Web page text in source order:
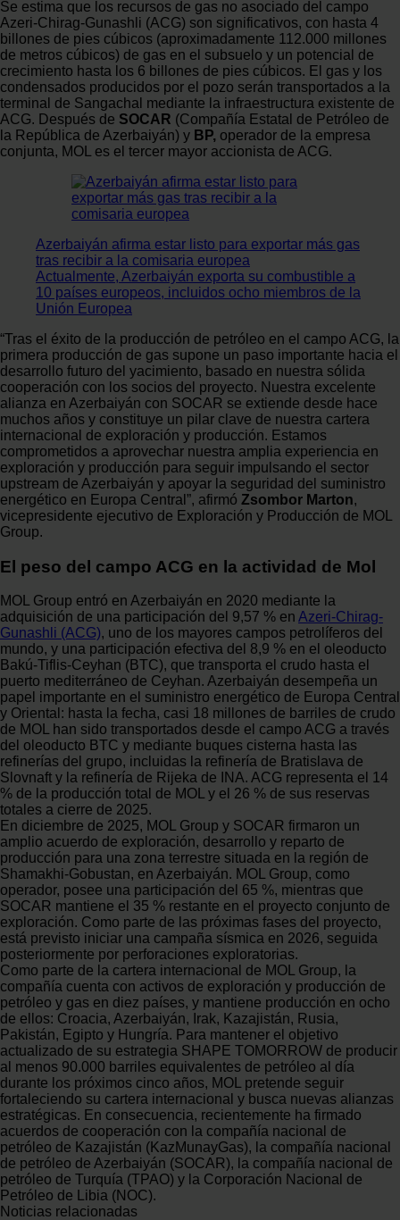
Se estima que los recursos de gas no asociado del campo
Azeri-Chirag-Gunashli (ACG) son significativos, con hasta 4
billones de pies cúbicos (aproximadamente 112.000 millones
de metros cúbicos) de gas en el subsuelo y un potencial de
crecimiento hasta los 6 billones de pies cúbicos. El gas y los
condensados producidos por el pozo serán transportados a la
terminal de Sangachal mediante la infraestructura existente de
ACG. Después de SOCAR (Compañía Estatal de Petróleo de
la República de Azerbaiyán) y BP, operador de la empresa
conjunta, MOL es el tercer mayor accionista de ACG.
Azerbaiyán afirma estar listo para exportar más gas
tras recibir a la comisaria europea
Actualmente, Azerbaiyán exporta su combustible a
10 países europeos, incluidos ocho miembros de la
Unión Europea
“Tras el éxito de la producción de petróleo en el campo ACG, la
primera producción de gas supone un paso importante hacia el
desarrollo futuro del yacimiento, basado en nuestra sólida
cooperación con los socios del proyecto. Nuestra excelente
alianza en Azerbaiyán con SOCAR se extiende desde hace
muchos años y constituye un pilar clave de nuestra cartera
internacional de exploración y producción. Estamos
comprometidos a aprovechar nuestra amplia experiencia en
exploración y producción para seguir impulsando el sector
upstream de Azerbaiyán y apoyar la seguridad del suministro
energético en Europa Central”, afirmó Zsombor Marton,
vicepresidente ejecutivo de Exploración y Producción de MOL
Group.
El peso del campo ACG en la actividad de Mol
MOL Group entró en Azerbaiyán en 2020 mediante la
adquisición de una participación del 9,57 % en Azeri-Chirag-
Gunashli (ACG), uno de los mayores campos petrolíferos del
mundo, y una participación efectiva del 8,9 % en el oleoducto
Bakú-Tiflis-Ceyhan (BTC), que transporta el crudo hasta el
puerto mediterráneo de Ceyhan. Azerbaiyán desempeña un
papel importante en el suministro energético de Europa Central
y Oriental: hasta la fecha, casi 18 millones de barriles de crudo
de MOL han sido transportados desde el campo ACG a través
del oleoducto BTC y mediante buques cisterna hasta las
refinerías del grupo, incluidas la refinería de Bratislava de
Slovnaft y la refinería de Rijeka de INA. ACG representa el 14
% de la producción total de MOL y el 26 % de sus reservas
totales a cierre de 2025.
En diciembre de 2025, MOL Group y SOCAR firmaron un
amplio acuerdo de exploración, desarrollo y reparto de
producción para una zona terrestre situada en la región de
Shamakhi-Gobustan, en Azerbaiyán. MOL Group, como
operador, posee una participación del 65 %, mientras que
SOCAR mantiene el 35 % restante en el proyecto conjunto de
exploración. Como parte de las próximas fases del proyecto,
está previsto iniciar una campaña sísmica en 2026, seguida
posteriormente por perforaciones exploratorias.
Como parte de la cartera internacional de MOL Group, la
compañía cuenta con activos de exploración y producción de
petróleo y gas en diez países, y mantiene producción en ocho
de ellos: Croacia, Azerbaiyán, Irak, Kazajistán, Rusia,
Pakistán, Egipto y Hungría. Para mantener el objetivo
actualizado de su estrategia SHAPE TOMORROW de producir
al menos 90.000 barriles equivalentes de petróleo al día
durante los próximos cinco años, MOL pretende seguir
fortaleciendo su cartera internacional y busca nuevas alianzas
estratégicas. En consecuencia, recientemente ha firmado
acuerdos de cooperación con la compañía nacional de
petróleo de Kazajistán (KazMunayGas), la compañía nacional
de petróleo de Azerbaiyán (SOCAR), la compañía nacional de
petróleo de Turquía (TPAO) y la Corporación Nacional de
Petróleo de Libia (NOC).
Noticias relacionadas